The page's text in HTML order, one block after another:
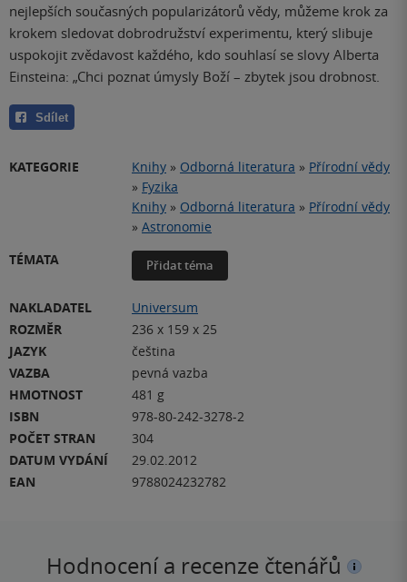
nejlepších současných popularizátorů vědy, můžeme krok za
krokem sledovat dobrodružství experimentu, který slibuje
uspokojit zvědavost každého, kdo souhlasí se slovy Alberta
Einsteina: „Chci poznat úmysly Boží – zbytek jsou drobnost.
Sdílet
KATEGORIE Knihy » Odborná literatura » Přírodní vědy
» Fyzika
Knihy » Odborná literatura » Přírodní vědy
» Astronomie
TÉMATA
Přidat téma
NAKLADATEL
Universum
ROZMĚR
236 x 159 x 25
JAZYK
čeština
VAZBA
pevná vazba
HMOTNOST
481 g
ISBN
978-80-242-3278-2
POČET STRAN
304
DATUM VYDÁNÍ
29.02.2012
EAN
9788024232782
Hodnocení a recenze čtenářů